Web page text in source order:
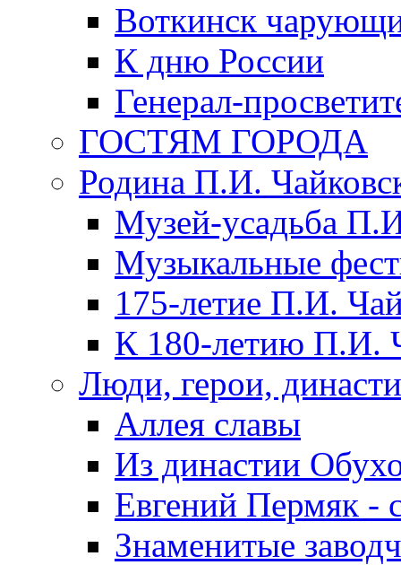
Воткинск
К дню России
Генерал-
ГОСТЯМ ГОРОДА
Родина П.И.
Музей-усадьба
Музыкальные
175-летие П.И.
К 180-летию П.И.
Люди, герои,
Аллея славы
Из династии
Евгений Пермяк -
Знаменитые